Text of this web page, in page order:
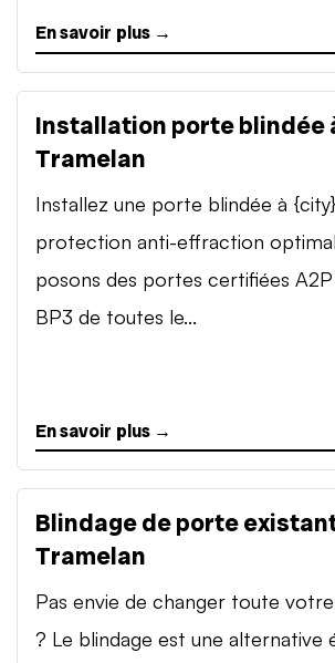
En savoir plus →
Installation porte blindée
Tramelan
Installez une porte blindée à
protection anti-effraction
posons des portes certifiées A2P
BP3 de toutes le...
En savoir plus →
Blindage de porte
Tramelan
Pas envie de changer toute
? Le blindage est une alternative